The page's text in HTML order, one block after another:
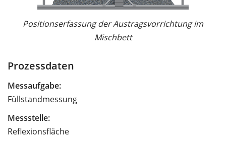
Positionserfassung der Austragsvorrichtung im
Mischbett
Prozessdaten
Messaufgabe:
Füllstandmessung
Messstelle:
Reflexionsfläche